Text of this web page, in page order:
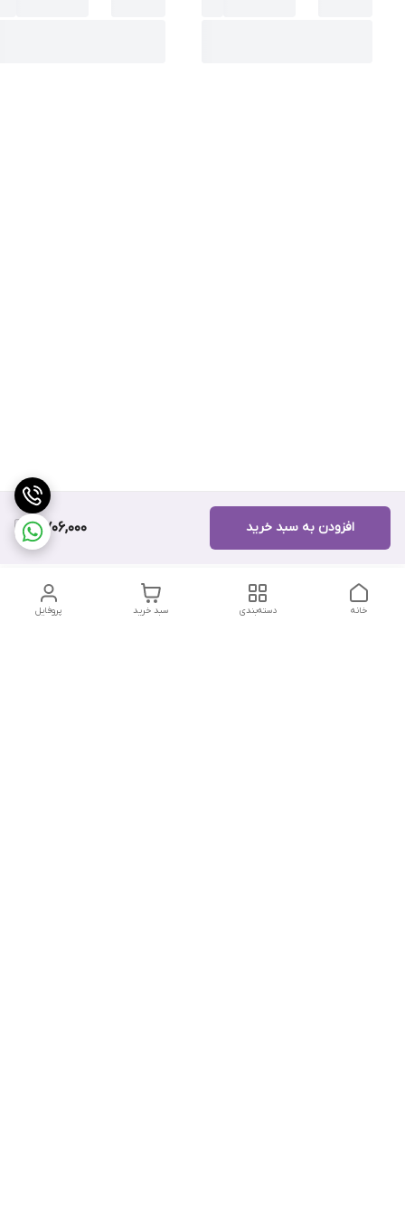
8,706,000 افزودن به سبد خرید
پروفایل سبد خرید دسته‌بندی خانه